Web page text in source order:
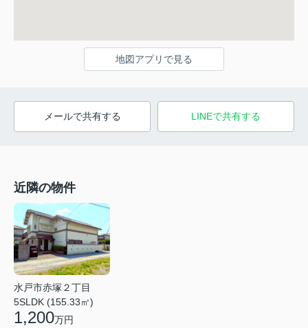
地図アプリで見る
メールで共有する LINEで共有する
近隣の物件
水戸市赤塚２丁目
5SLDK (155.33㎡)
1,200万円